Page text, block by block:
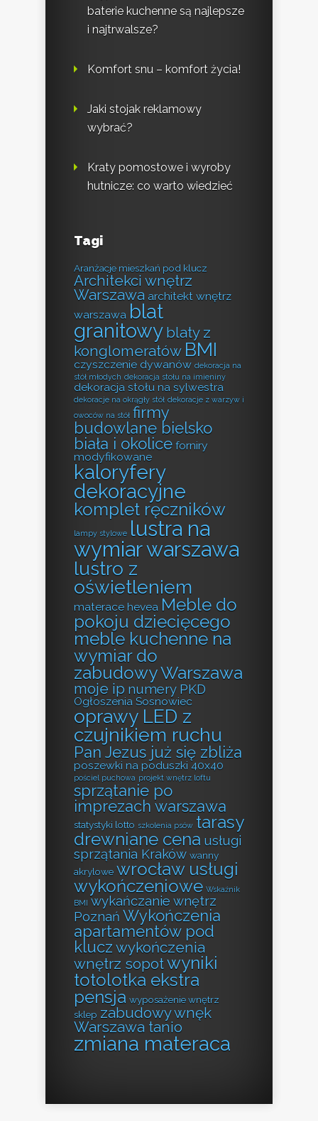
baterie kuchenne są najlepsze
i najtrwalsze?
Komfort snu – komfort życia!
Jaki stojak reklamowy
wybrać?
Kraty pomostowe i wyroby
hutnicze: co warto wiedzieć
Tagi
Aranżacje mieszkań pod klucz
Architekci wnętrz
Warszawa architekt wnętrz
warszawa blat
granitowy blaty z
konglomeratów BMI
czyszczenie dywanów dekoracja na
stół młodych dekoracja stołu na imieniny
dekoracja stołu na sylwestra
dekoracje na okrągły stół dekoracje z warzyw i
owoców na stół firmy
budowlane bielsko
biała i okolice forniry
modyfikowane
kaloryfery
dekoracyjne
komplet ręczników
lampy stylowe lustra na
wymiar warszawa
lustro z
oświetleniem
materace hevea Meble do
pokoju dziecięcego
meble kuchenne na
wymiar do
zabudowy Warszawa
moje ip numery PKD
Ogłoszenia Sosnowiec
oprawy LED z
czujnikiem ruchu
Pan Jezus już się zbliża
poszewki na poduszki 40x40
pościel puchowa projekt wnętrz loftu
sprzątanie po
imprezach warszawa
statystyki lotto szkolenia psów tarasy
drewniane cena usługi
sprzątania Kraków wanny
akrylowe wrocław usługi
wykończeniowe Wskaźnik
BMI wykańczanie wnętrz
Poznań Wykończenia
apartamentów pod
klucz wykończenia
wnętrz sopotwyniki
totolotka ekstra
pensja wyposażenie wnętrz
sklep zabudowy wnęk
Warszawa tanio
zmiana materaca